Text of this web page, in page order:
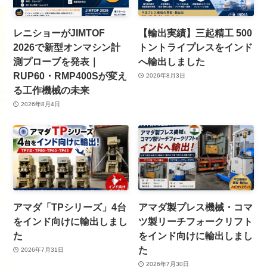
レニショーがJIMTOF
2026で新型オンマシン計
測プローブを発表｜
RUP60・RMP400Sが変え
る工作機械の未来
2026年8月4日
【輸出実績】三起精工 500
トントライプレスをインド
へ輸出しました
2026年8月3日
アマダ「TPシリーズ」4台
をインド向けに輸出しまし
た
2026年7月31日
アマダ製プレス機械・コマ
ツ製リーチフォークリフト
をインド向けに輸出しまし
た
2026年7月30日